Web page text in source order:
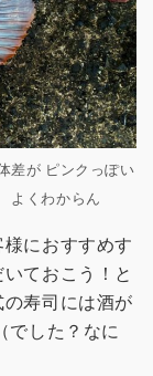
差が ピンクっぽい
くわからん
におすすめす
ておこう！と
寿司には酒が
でした？なに